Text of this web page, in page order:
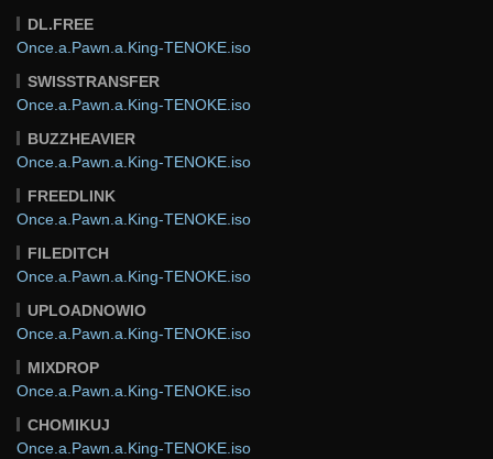
DL.FREE
Once.a.Pawn.a.King-TENOKE.iso
SWISSTRANSFER
Once.a.Pawn.a.King-TENOKE.iso
BUZZHEAVIER
Once.a.Pawn.a.King-TENOKE.iso
FREEDLINK
Once.a.Pawn.a.King-TENOKE.iso
FILEDITCH
Once.a.Pawn.a.King-TENOKE.iso
UPLOADNOWIO
Once.a.Pawn.a.King-TENOKE.iso
MIXDROP
Once.a.Pawn.a.King-TENOKE.iso
CHOMIKUJ
Once.a.Pawn.a.King-TENOKE.iso